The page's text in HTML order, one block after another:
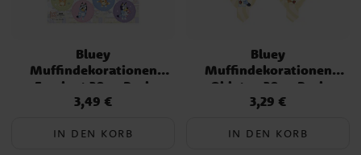
Bluey
Muffindekorationen
Fondant 20er-Pack
Preis:3,49 €
3,49 €
IN DEN KORB
Bluey
Muffindekorationen
Oblaten 20er-Pack
Preis:3,29 €
3,29 €
IN DEN KORB